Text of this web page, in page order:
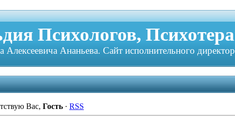
Психологов,
Алексеевича Ананьева. Сайт исполнительного
Вас, Гость· RSS